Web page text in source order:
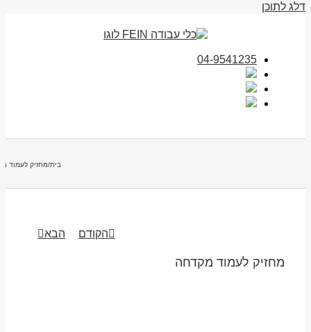
דלג לתוכן
04-9541235
בית/מחזיק לעמוד
הקודם הבא
מחזיק לעמוד מקדחה